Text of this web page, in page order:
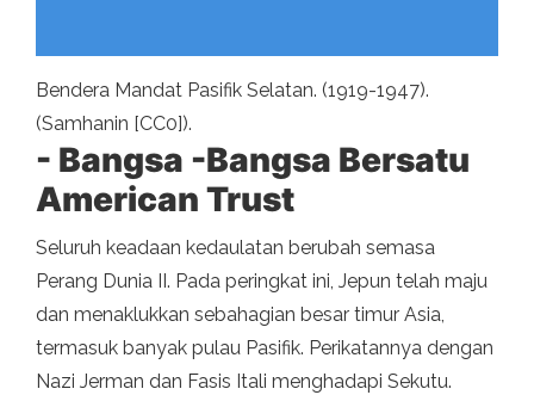
Bendera Mandat Pasifik Selatan. (1919-1947).
(Samhanin [CC0]).
- Bangsa -Bangsa Bersatu
American Trust
Seluruh keadaan kedaulatan berubah semasa
Perang Dunia II. Pada peringkat ini, Jepun telah maju
dan menaklukkan sebahagian besar timur Asia,
termasuk banyak pulau Pasifik. Perikatannya dengan
Nazi Jerman dan Fasis Itali menghadapi Sekutu.